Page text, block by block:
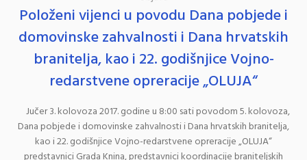
Položeni vijenci u povodu Dana pobjede i
domovinske zahvalnosti i Dana hrvatskih
branitelja, kao i 22. godišnjice Vojno-
redarstvene opreracije „OLUJA“
Jučer 3. kolovoza 2017. godine u 8:00 sati povodom 5. kolovoza,
Dana pobjede i domovinske zahvalnosti i Dana hrvatskih branitelja,
kao i 22. godišnjice Vojno-redarstvene opreracije „OLUJA“
predstavnici Grada Knina, predstavnici koordinacije braniteljskih